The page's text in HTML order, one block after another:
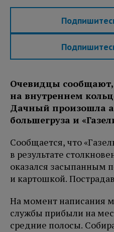
Очевидцы сообщают,
на внутреннем
Дачный произошла
большегруза и
Сообщается, что
в результате
оказался засыпанным
и картошкой.
На момент написания
службы прибыли на
средние полосы.